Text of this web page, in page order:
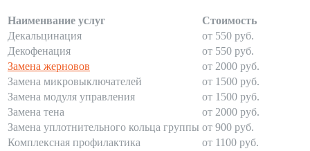
Наименвание услуг
Стоимость
Декальцинация
от 550 руб.
Декофенация
от 550 руб.
Замена жерновов
от 2000 руб.
Замена микровыключателей
от 1500 руб.
Замена модуля управления
от 1500 руб.
Замена тена
от 2000 руб.
Замена уплотнительного кольца группы от 900 руб.
Комплексная профилактика
от 1100 руб.